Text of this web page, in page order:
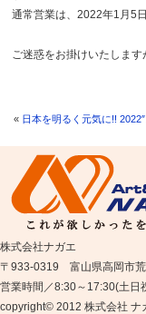
通常営業は、2022年1月5
ご迷惑をお掛けいたします
« 日本を明るく元気に!!
株式会社ナガエ
〒933-0319 富山県高岡市
営業時間／8:30～17:30(土日
copyright© 2012 株式会社 ナ